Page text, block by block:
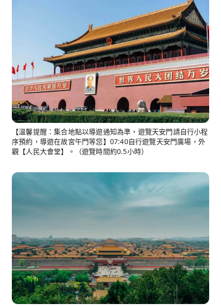
【溫馨提醒：集合地點以導遊通知為準，遊覽天安門請自行小程
序預約，導遊在故宮午門等您】07:40自行遊覽天安門廣場，外
觀【人民大會堂】。（遊覽時間約0.5小時）